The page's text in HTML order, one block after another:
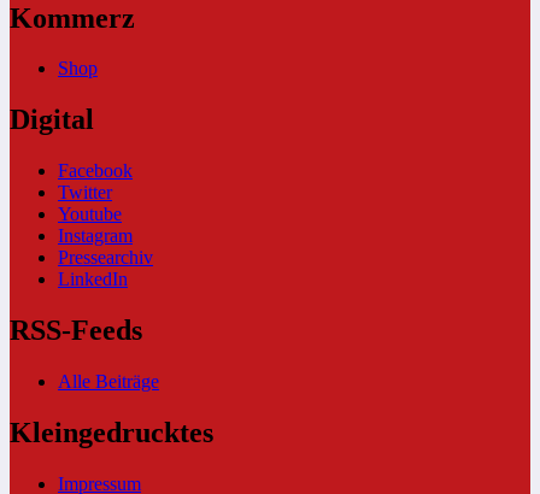
Kommerz
Shop
Digital
Facebook
Twitter
Youtube
Instagram
Pressearchiv
LinkedIn
RSS-Feeds
Alle Beiträge
Kleingedrucktes
Impressum